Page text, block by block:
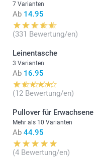
7 Varianten
Ab 14.95
(331 Bewertung/en)
Leinentasche
3 Varianten
Ab 16.95
(12 Bewertung/en)
Pullover für Erwachsene
Mehr als 10 Varianten
Ab 44.95
(4 Bewertung/en)